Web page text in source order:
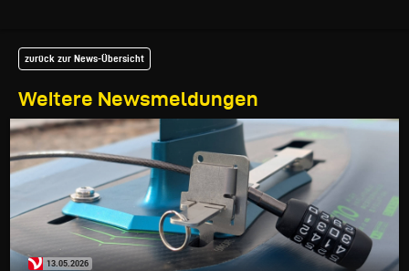
Weitere Newsmeldungen
zurück zur News-Übersicht
13.05.2026